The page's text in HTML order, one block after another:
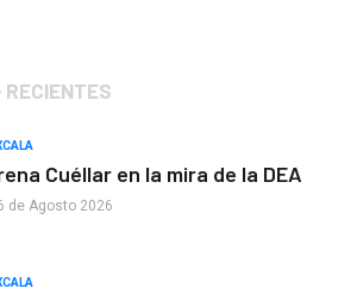
RECIENTES
Cuéllar en la mira de la DEA
de Agosto 2026